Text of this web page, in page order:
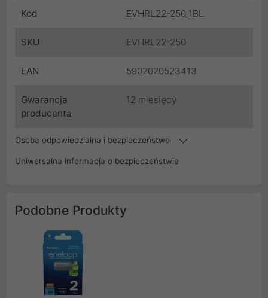
Kod EVHRL22-250_1BL
SKU EVHRL22-250
EAN 5902020523413
Gwarancja
producenta
12 miesięcy
Osoba odpowiedzialna i bezpieczeństwo
Uniwersalna informacja o bezpieczeństwie
Podobne Produkty